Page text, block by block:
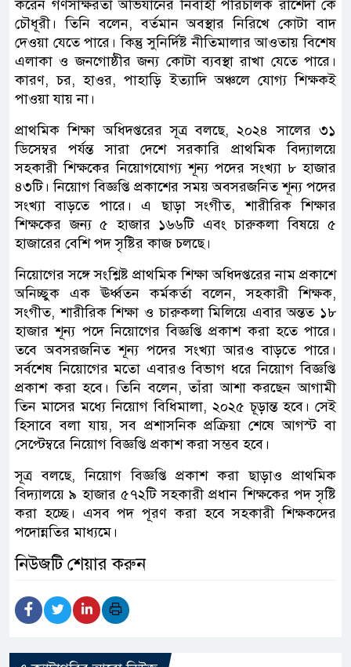
করেন গণসাক্ষরতা অভিযানের নির্বাহী পরিচালক রাশেদা কে
চৌধূরী। তিনি বলেন, বর্তমান অবস্থার নিরিখে কোটা বাদ
দেওয়া যেতে পারে। কিন্তু সুনির্দিষ্ট নীতিমালার আওতায় বিশেষ
এলাকা ও জনগোষ্ঠীর জন্য কোটা ব্যবস্থা রাখা যেতে পারে।
কারণ, চর, হাওর, পাহাড়ি ইত্যাদি অঞ্চলে যোগ্য শিক্ষকই
পাওয়া যায় না।
প্রাথমিক শিক্ষা অধিদপ্তরের সূত্র বলছে, ২০২৪ সালের ৩১
ডিসেম্বর পর্যন্ত সারা দেশে সরকারি প্রাথমিক বিদ্যালয়ে
সহকারী শিক্ষকের নিয়োগযোগ্য শূন্য পদের সংখ্যা ৮ হাজার
৪৩টি। নিয়োগ বিজ্ঞপ্তি প্রকাশের সময় অবসরজনিত শূন্য পদের
সংখ্যা বাড়তে পারে। এ ছাড়া সংগীত, শারীরিক শিক্ষার
শিক্ষকের জন্য ৫ হাজার ১৬৬টি এবং চারুকলা বিষয়ে ৫
হাজারের বেশি পদ সৃষ্টির কাজ চলছে।
নিয়োগের সঙ্গে সংশ্লিষ্ট প্রাথমিক শিক্ষা অধিদপ্তরের নাম প্রকাশে
অনিচ্ছুক এক ঊর্ধ্বতন কর্মকর্তা বলেন, সহকারী শিক্ষক,
সংগীত, শারীরিক শিক্ষা ও চারুকলা মিলিয়ে এবার অন্তত ১৮
হাজার শূন্য পদে নিয়োগের বিজ্ঞপ্তি প্রকাশ করা হতে পারে।
তবে অবসরজনিত শূন্য পদের সংখ্যা আরও বাড়তে পারে।
সর্বশেষ নিয়োগের মতো এবারও বিভাগ ধরে নিয়োগ বিজ্ঞপ্তি
প্রকাশ করা হবে। তিনি বলেন, তাঁরা আশা করছেন আগামী
তিন মাসের মধ্যে নিয়োগ বিধিমালা, ২০২৫ চূড়ান্ত হবে। সেই
হিসাবে বলা যায়, সব প্রশাসনিক প্রক্রিয়া শেষে আগস্ট বা
সেপ্টেম্বরে নিয়োগ বিজ্ঞপ্তি প্রকাশ করা সম্ভব হবে।
সূত্র বলছে, নিয়োগ বিজ্ঞপ্তি প্রকাশ করা ছাড়াও প্রাথমিক
বিদ্যালয়ে ৯ হাজার ৫৭২টি সহকারী প্রধান শিক্ষকের পদ সৃষ্টি
করা হচ্ছে। এসব পদ পূরণ করা হবে সহকারী শিক্ষকদের
পদোন্নতির মাধ্যমে।
নিউজটি শেয়ার করুন